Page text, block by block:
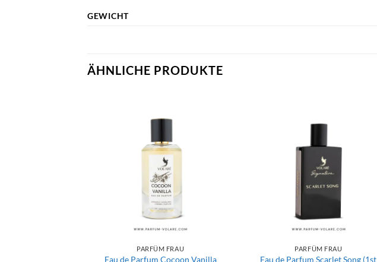
GEWICHT
ÄHNLICHE PRODUKTE
PARFÜM FRAU
Eau de Parfum Cocoon Vanilla
PARFÜM FRAU
Eau de Parfum Scarlet Song (1st